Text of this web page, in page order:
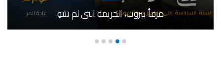
الجريمة التي لم تنتهِ